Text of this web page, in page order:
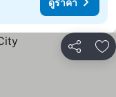
แชร์ เ